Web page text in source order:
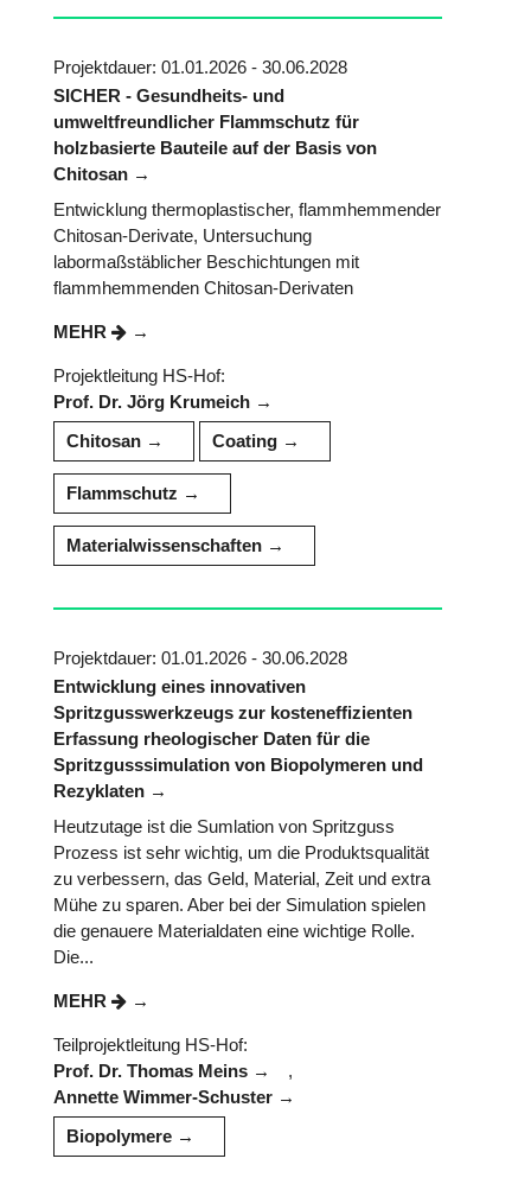
Projektdauer: 01.01.2026 - 30.06.2028
SICHER - Gesundheits- und
umweltfreundlicher Flammschutz für
holzbasierte Bauteile auf der Basis von
Chitosan
Entwicklung thermoplastischer, flammhemmender
Chitosan-Derivate, Untersuchung
labormaßstäblicher Beschichtungen mit
flammhemmenden Chitosan-Derivaten
MEHR
Projektleitung HS-Hof:
Prof. Dr. Jörg Krumeich
Chitosan
Coating
Flammschutz
Materialwissenschaften
Projektdauer: 01.01.2026 - 30.06.2028
Entwicklung eines innovativen
Spritzgusswerkzeugs zur kosteneffizienten
Erfassung rheologischer Daten für die
Spritzgusssimulation von Biopolymeren und
Rezyklaten
Heutzutage ist die Sumlation von Spritzguss
Prozess ist sehr wichtig, um die Produktsqualität
zu verbessern, das Geld, Material, Zeit und extra
Mühe zu sparen. Aber bei der Simulation spielen
die genauere Materialdaten eine wichtige Rolle.
Die...
MEHR
Teilprojektleitung HS-Hof:
Prof. Dr. Thomas Meins
,
Annette Wimmer-Schuster
Biopolymere